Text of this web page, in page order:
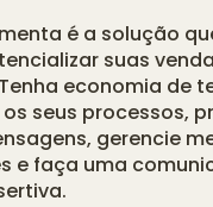
é a solução
suas
economia de
seus processos,
gerencie
e faça uma